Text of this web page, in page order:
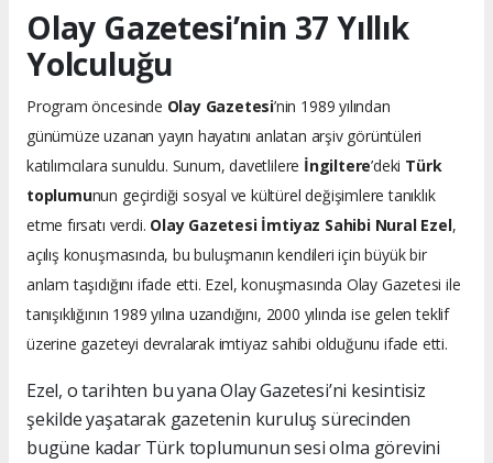
Olay Gazetesi’nin 37 Yıllık
Yolculuğu
Program öncesinde Olay Gazetesi’nin 1989 yılından
günümüze uzanan yayın hayatını anlatan arşiv görüntüleri
katılımcılara sunuldu. Sunum, davetlilere İngiltere’deki Türk
toplumunun geçirdiği sosyal ve kültürel değişimlere tanıklık
etme fırsatı verdi. Olay Gazetesi İmtiyaz Sahibi Nural Ezel,
açılış konuşmasında, bu buluşmanın kendileri için büyük bir
anlam taşıdığını ifade etti. Ezel, konuşmasında Olay Gazetesi ile
tanışıklığının 1989 yılına uzandığını, 2000 yılında ise gelen teklif
üzerine gazeteyi devralarak imtiyaz sahibi olduğunu ifade etti.
Ezel, o tarihten bu yana Olay Gazetesi’ni kesintisiz
şekilde yaşatarak gazetenin kuruluş sürecinden
bugüne kadar Türk toplumunun sesi olma görevini